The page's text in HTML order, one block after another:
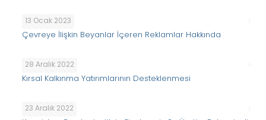
13 Ocak 2023
Çevreye İlişkin Beyanlar İçeren Reklamlar Hakkında
28 Aralık 2022
Kırsal Kalkınma Yatırımlarının Desteklenmesi
23 Aralık 2022